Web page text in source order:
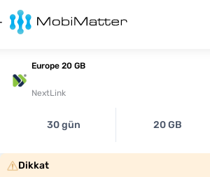
Europe 20 GB
NextLink
30 gün 20 GB
Dikkat